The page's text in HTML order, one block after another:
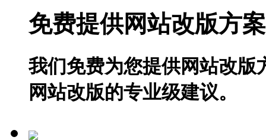
免费提供网站改版方案
我们免费为您提供网站改版
网站改版的专业级建议。